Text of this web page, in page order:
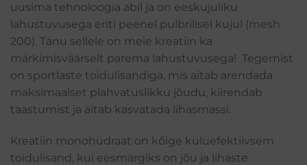
uusima tehnoloogia abil ja on eeskujuliku
lahustuvusega eriti peenel pulbrilisel kujul (mesh
200). Tänu sellele on meie kreatiin ka
märkimisväärselt parema lahustuvusega! Tegemist
on sportlaste toidulisandiga, mis aitab arendada
maksimaalset plahvatuslikku jõudu, kiirendab
taastumist ja aitab kasvatada lihasmassi.
Kreatiin monohüdraat on kõige kuluefektiivsem
toidulisand, kui eesmärgiks on jõu ja lihaste